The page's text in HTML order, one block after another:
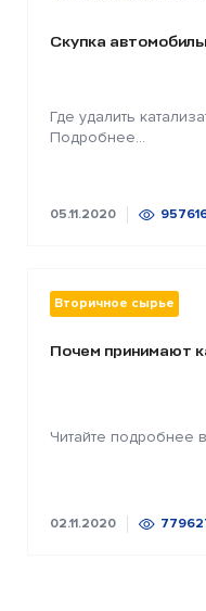
Скупка
Где удалить
Подробнее...
05.11.2020
Вторичное сырье
Почем принимают
Читайте подробнее
02.11.2020